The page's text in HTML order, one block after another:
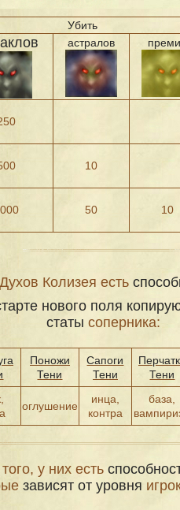
Убить
астралов
10
50 10
Колизея есть
нового поля
статы соперника:
Поножи
Тени
Сапоги
Тени
Тени
оглушение
инца,
контра
база,
у них есть
зависят от уровня